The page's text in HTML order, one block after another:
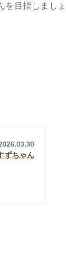
を目指しましょ
ずちゃん